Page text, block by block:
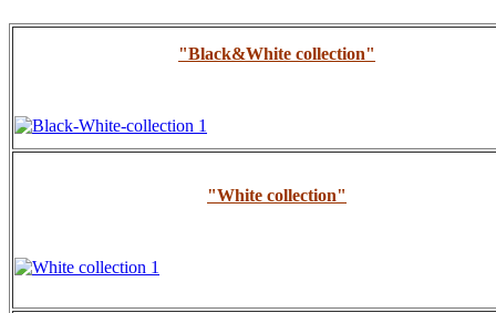
"Black&White collection"
"White collection"